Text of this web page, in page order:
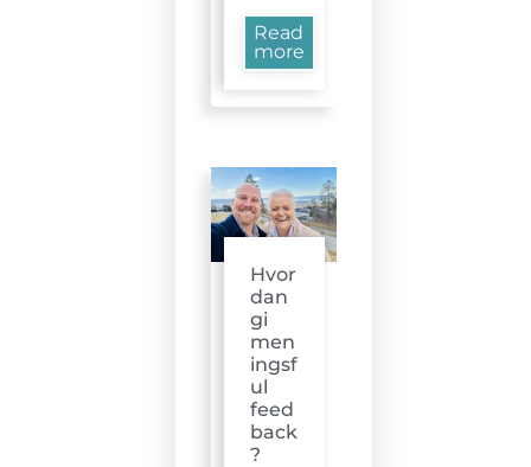
Read
more
Hvor
dan
gi
men
ingsf
ul
feed
back
?